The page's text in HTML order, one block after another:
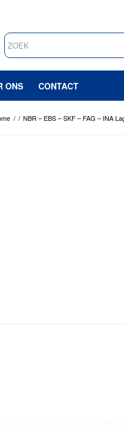
ONS CONTACT
/ / NBR – EBS – SKF – FAG – INA